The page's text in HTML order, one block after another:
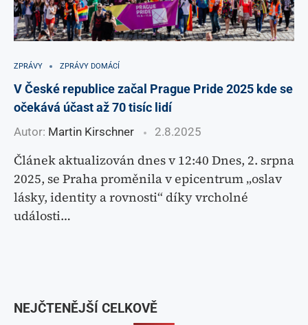
ZPRÁVY ZPRÁVY DOMÁCÍ
V České republice začal Prague Pride 2025 kde se
očekává účast až 70 tisíc lidí
Autor: Martin Kirschner 2.8.2025
Článek aktualizován dnes v 12:40 Dnes, 2. srpna
2025, se Praha proměnila v epicentrum „oslav
lásky, identity a rovnosti“ díky vrcholné
události…
NEJČTENĚJŠÍ CELKOVĚ